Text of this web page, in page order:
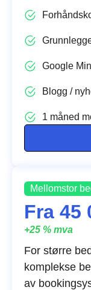
Google
Blogg /
1 måned
Mellomstor
Fra 45
+25 % mva
For større
komplekse
av